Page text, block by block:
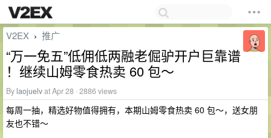
V2EX › 推广
“万一免五”低佣低两融老倔驴开户巨靠谱
！继续山姆零食热卖 60 包～
By laojuelvat Apr 28 · 2886 views
每周一抽，精选好物值得拥有，本期山姆零食热卖 60 包～，送女朋
友也不错～